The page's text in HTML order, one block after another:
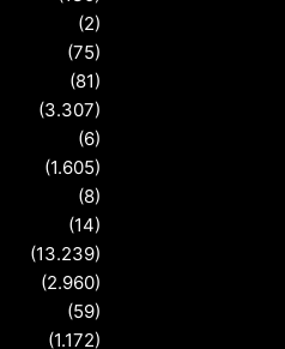
(2)
(75)
(81)
(3.307)
(6)
(1.605)
(8)
(14)
(13.239)
(2.960)
(59)
(1.172)